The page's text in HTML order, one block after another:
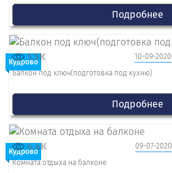
Подробнее
Кудрово
10-09-2020
1.5K
Балкон под ключ(подготовка под кухню)
Подробнее
Кудрово
09-07-2020
4.4K
Комната отдыха на балконе